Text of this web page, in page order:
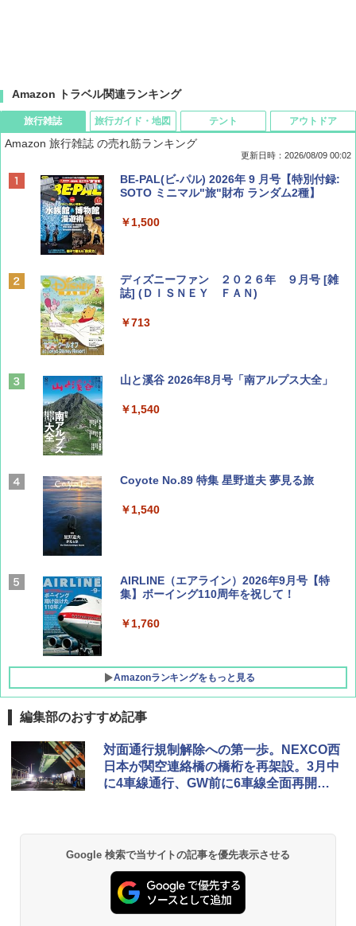
Amazon トラベル関連ランキング
旅行雑誌
Amazon 旅行雑誌 の売れ筋ランキング
更新日時：2026/08/09 00:02
BE-PAL(ビ-パル) 2026年 9 月号【特別付録:
SOTO ミニマル"旅"財布 ランダム2種】
￥1,500
ディズニーファン ２０２６年 ９月号 [雑
誌] (ＤＩＳＮＥＹ ＦＡＮ)
￥713
山と溪谷 2026年8月号「南アルプス大全」
￥1,540
Coyote No.89 特集 星野道夫 夢見る旅
￥1,540
AIRLINE（エアライン）2026年9月号【特
集】ボーイング110周年を祝して！
￥1,760
Amazonランキングをもっと見る
旅行ガイド・地図
D40 地球の歩き方 チェンマイ タイ北部の魅
力的な町 2026～2027 地球の歩き方D アジア
￥2,079
￥2,695
テント
[キャンパーズコレクション 山善] ポップアッ
プテント 傘みたいに広げて畳める パッとサ
ッとサンシェード キューブ フルクローズ メ
ッシュ 簡単設置 ワンタッチテント キャンプ
PYKES PEAK (パイクスピーク) 着替えテン
ト プライバシー テント 【中が透けない】 1
人用 折りたたみ 防災グッズ 災害用トイレ ビ
ーチ ピクニック ポップアップテント 携帯 簡
アウトドア
DEWEL パラソル 大型 ビーチ アウトドアパ
ラソル ガーデン サイトシート付 折りたたみ
防水 UVカット 4段階高さ調整 軽量 収納袋付
き
熊撃退スプレー 熊よけスプレー 熊スプレー
【日本企業販売】超強力クマ対策スプレー 30
0ml（連続噴射30秒）110ml（連続噴射15
秒）射程5～10m 安全ロック搭載 携帯収納袋
付き ヒグマ・イノシシ対策 自治体・教育機
編集部のおすすめ記事
対面通行規制解除への第一歩。NEXCO西
日本が関空連絡橋の橋桁を再架設。3月中
に4車線通行、GW前に6車線全面再開を
Google 検索で当サイトの記事を優先表示させる